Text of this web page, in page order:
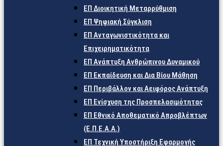
ΕΠ Διοικητική Μεταρρύθμιση
ΕΠ Ψηφιακή Σύγκλιση
ΕΠ Ανταγωνιστικότητα και
Επιχειρηματικότητα
ΕΠ Ανάπτυξη Ανθρώπινου Δυναμικού
ΕΠ Εκπαίδευση και Δια Βίου Μάθηση
ΕΠ Περιβάλλον και Αειφόρος Ανάπτυξη
ΕΠ Ενίσχυση της Προσπελασιμότητας
ΕΠ Εθνικό Αποθεματικό Απροβλέπτων
(Ε.Π.Ε.Α.Α.)
ΕΠ Τεχνική Υποστήριξη Εφαρμογής